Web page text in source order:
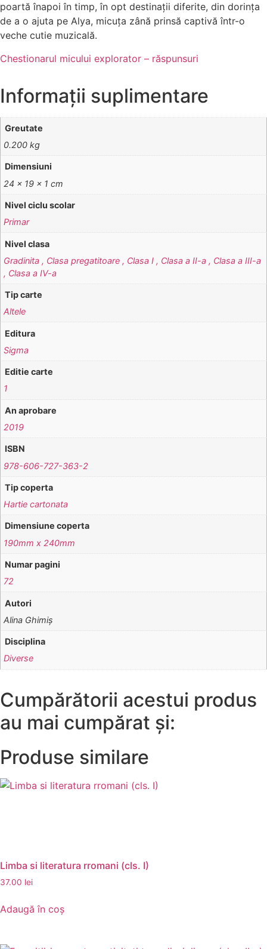
poartă înapoi în timp, în opt destinaţii diferite, din dorinţa
de a o ajuta pe Alya, micuţa zână prinsă captivă într-o
veche cutie muzicală.
Chestionarul micului explorator – răspunsuri
Informații suplimentare
Greutate
0.200 kg
Dimensiuni
24 × 19 × 1 cm
Nivel ciclu scolar
Primar
Nivel clasa
Gradinita , Clasa pregatitoare , Clasa I , Clasa a II-a , Clasa a III-a
, Clasa a IV-a
Tip carte
Altele
Editura
Sigma
Editie carte
1
An aprobare
2019
ISBN
978-606-727-363-2
Tip coperta
Hartie cartonata
Dimensiune coperta
190mm x 240mm
Numar pagini
72
Autori
Alina Ghimiş
Disciplina
Diverse
Cumpărătorii acestui produs
au mai cumpărat și:
Produse similare
Limba si literatura rromani (cls. I)
37.00 lei
Adaugă în coș